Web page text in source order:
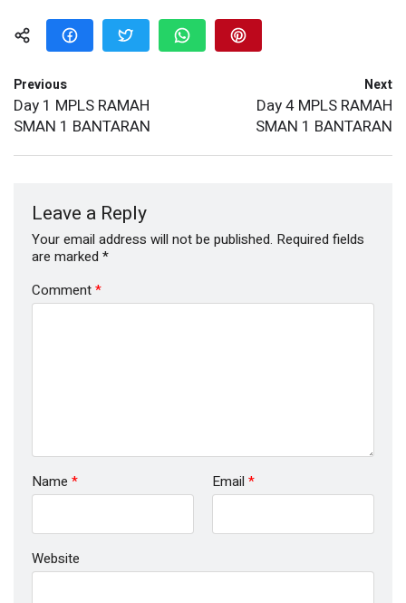
Previous
Day 1 MPLS RAMAH
SMAN 1 BANTARAN
Next
Day 4 MPLS RAMAH
SMAN 1 BANTARAN
Leave a Reply
Your email address will not be published. Required fields
are marked *
Comment*
Name * Email *
Website